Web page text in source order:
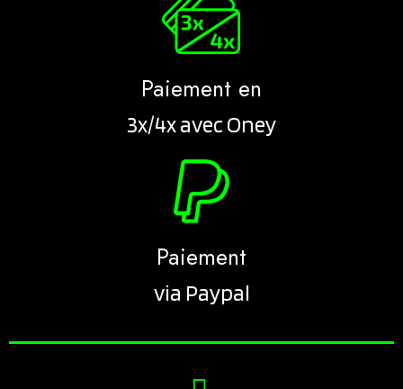
Paiement en
3x/4x avec Oney
Paiement
via Paypal